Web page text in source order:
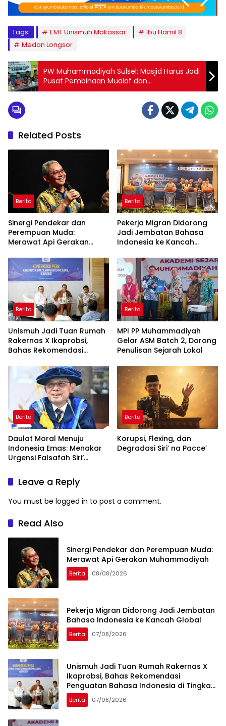
Tags: EMT Unismuh Makassar
Ibu Hamil 8
Medan Longsor
PW Muhammadiyah Sulsel: Masjid Harus Jadi
Pusat Pembinaan Mualaf dan
Pemberdayaan Umat
Related Posts
Berita
Sinergi Pendekar dan
Perempuan Muda:
Merawat Api Gerakan
Berita
Pekerja Migran Didorong
Jadi Jembatan Bahasa
Indonesia ke Kancah
Berita
Unismuh Jadi Tuan Rumah
Rakernas X Ikaprobsi,
Bahas Rekomendasi
Indonesia di Tingkat
Global
Berita
MPI PP Muhammadiyah
Gelar ASM Batch 2, Dorong
Penulisan Sejarah Lokal
Berita
Daulat Moral Menuju
Indonesia Emas: Menakar
Urgensi Falsafah Siri’
Ancaman Kleptokrasi
Berita
Korupsi, Flexing, dan
Degradasi Siri’ na Pacce’
Leave a Reply
You must be logged in to post a comment.
Read Also
Sinergi Pendekar dan Perempuan Muda:
Merawat Api Gerakan Muhammadiyah
Berita 08/08/2026
Pekerja Migran Didorong Jadi Jembatan
Bahasa Indonesia ke Kancah Global
Berita 07/08/2026
Unismuh Jadi Tuan Rumah Rakernas X
Ikaprobsi, Bahas Rekomendasi
Penguatan Bahasa Indonesia di Tingkat
Global
Berita 07/08/2026